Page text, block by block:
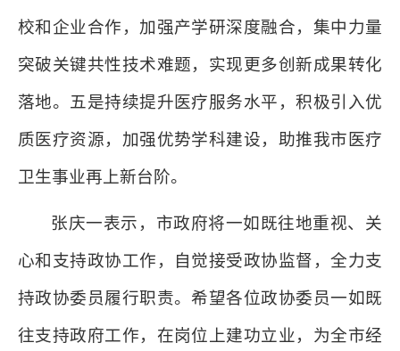
校和企业合作，加强产学研深度融合，集中力量
突破关键共性技术难题，实现更多创新成果转化
落地。五是持续提升医疗服务水平，积极引入优
质医疗资源，加强优势学科建设，助推我市医疗
卫生事业再上新台阶。
张庆一表示，市政府将一如既往地重视、关
心和支持政协工作，自觉接受政协监督，全力支
持政协委员履行职责。希望各位政协委员一如既
往支持政府工作，在岗位上建功立业，为全市经